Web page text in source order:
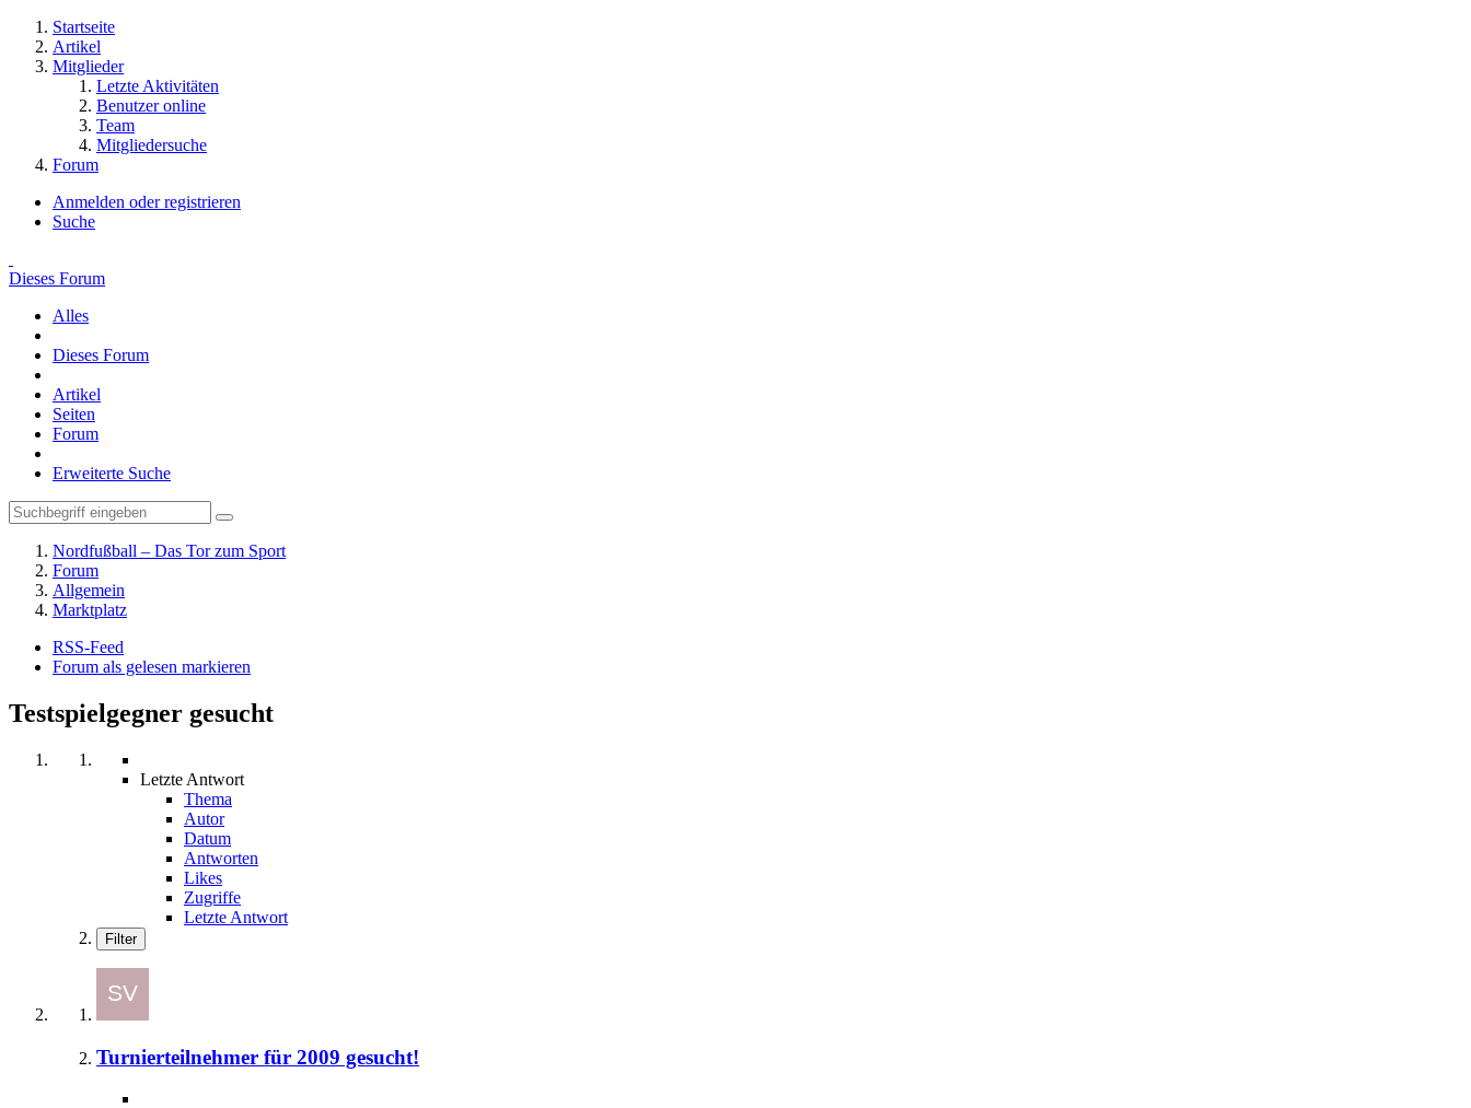
Startseite
Artikel
Mitglieder
Letzte Aktivitäten
Benutzer online
Team
Mitgliedersuche
Forum
Anmelden oder registrieren
Suche
Dieses Forum
Alles
Dieses Forum
Artikel
Seiten
Forum
Erweiterte Suche
Nordfußball – Das Tor zum Sport
Forum
Allgemein
Marktplatz
RSS-Feed
Forum als gelesen markieren
Testspielgegner gesucht
Letzte Antwort
Thema
Autor
Datum
Antworten
Likes
Zugriffe
Letzte Antwort
Filter
Turnierteilnehmer für 2009 gesucht!